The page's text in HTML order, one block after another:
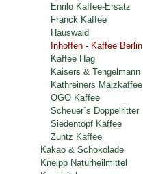
Enrilo Kaffee-Ersatz
Franck Kaffee
Hauswald
Inhoffen - Kaffee Berlin
Kaffee Hag
Kaisers & Tengelmann
Kathreiners Malzkaffee
OGO Kaffee
Scheuer´s Doppelritter
Siedentopf Kaffee
Zuntz Kaffee
Kakao & Schokolade
Kneipp Naturheilmittel